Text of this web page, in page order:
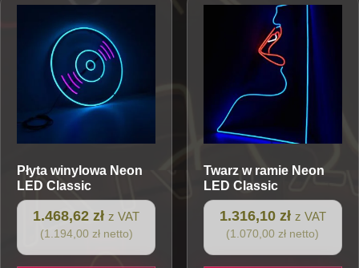
Płyta winylowa Neon
LED Classic
1.468,62 zł z VAT
(1.194,00 zł netto)
Twarz w ramieNeon
LED Classic
1.316,10 zł z VAT
(1.070,00 zł netto)